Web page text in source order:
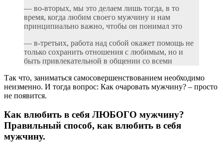
— во-вторых, мы это делаем лишь тогда, в то
время, когда любим своего мужчину и нам
принципиально важно, чтобы он понимал это
— в-третьих, работа над собой окажет помощь не
только сохранить отношения с любимым, но и
быть привлекательной в общении со всеми
Так что, заниматься самосовершенствованием необходимо
неизменно. И тогда вопрос: Как очаровать мужчину? – просто
не появится.
Как влюбить в себя ЛЮБОГО мужчину?
Правильный способ, как влюбить в себя
мужчину.